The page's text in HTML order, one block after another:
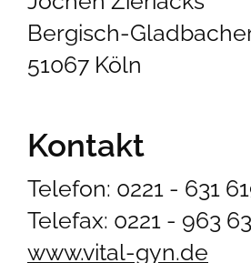
Bergisch-
51067 Köln
Kontakt
Telefon: 0221 - 631
Telefax: 0221 - 963
www.vital-gyn.de